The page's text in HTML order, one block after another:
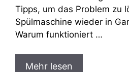
Tipps, um das Problem zu
Spülmaschine wieder in
Warum funktioniert …
Mehr lesen